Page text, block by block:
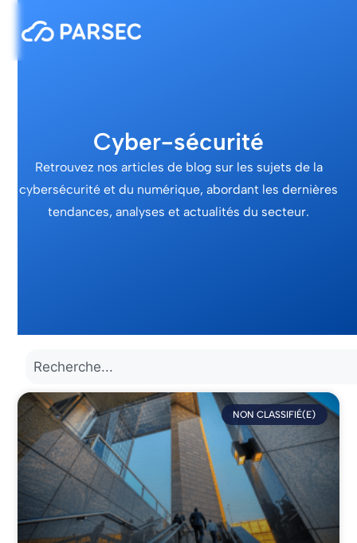
Cyber-sécurité
Retrouvez nos articles de blog sur les sujets de la
cybersécurité et du numérique, abordant les dernières
tendances, analyses et actualités du secteur.
NON CLASSIFIÉ(E)